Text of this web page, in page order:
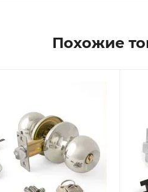
Похожие